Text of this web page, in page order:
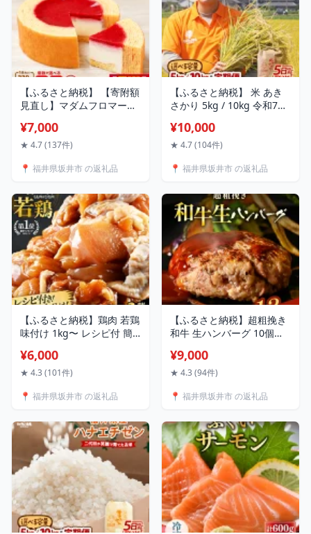
【ふるさと納税】 【寄附額
見直し】マダムフロマージ
直径11cm) 【スイーツ お菓
子 お土産 おもたせ 手土産
ザート 洋菓子 お取り寄せ
菓子倶楽部】
¥7,000
★ 4.7 (137件)
📍 福井県坂井市 の返礼品
【ふるさと納税】 米 あき
さかり 5kg / 10kg 令和7年
は2026年9月下旬より発
送】【選べる内容量・精米
産米・こだわりの精米対
米 白米 6ヶ月 12ヶ月 5キロ
10キロ コスパ 産地直送
¥10,000
★ 4.7 (104件)
📍 福井県坂井市 の返礼品
【ふるさと納税】鶏肉 若鶏
味付け 1kg〜 レシピ付 簡
き】焼肉用 むね・もも
【選べる内容量 1キロ 2キ
肉 お家ごはん 若鳥 むね肉
ン 小分け カット済み
¥6,000
★ 4.3 (101件)
📍 福井県坂井市 の返礼品
【ふるさと納税】超粗挽き
和牛 生ハンバーグ 10個〜
【選べる内容量：10個 / 14
個】 牛肉の食感が凄い！食
ハンバーグ 牛肉 豚肉 和牛
け おかず 人気 ジューシー
¥9,000
★ 4.3 (94件)
📍 福井県坂井市 の返礼品